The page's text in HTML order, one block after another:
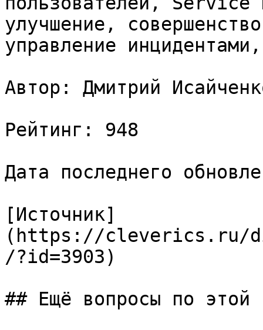
улучшение,
управление
Автор: Дмитрий
Рейтинг: 948
Дата последнего
[Источник]
(https://cleverics.ru/
/?id=3903)
## Ещё вопросы по этой